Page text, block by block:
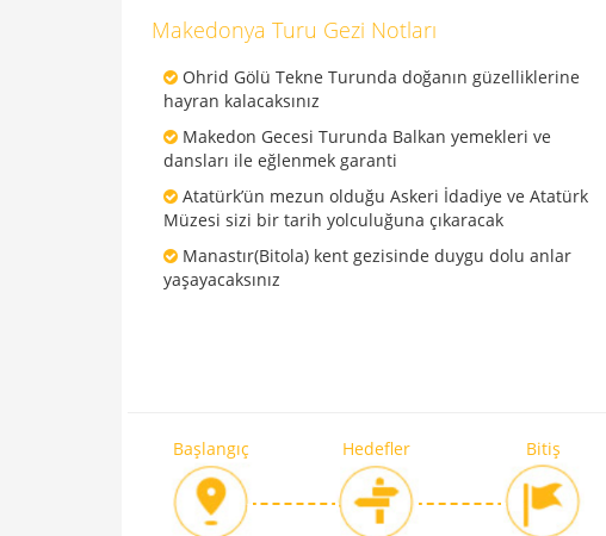
Makedonya Turu Gezi Notları
Ohrid Gölü Tekne Turunda doğanın güzelliklerine
hayran kalacaksınız
Makedon Gecesi Turunda Balkan yemekleri ve
dansları ile eğlenmek garanti
Atatürk’ün mezun olduğu Askeri İdadiye ve Atatürk
Müzesi sizi bir tarih yolculuğuna çıkaracak
Manastır(Bitola) kent gezisinde duygu dolu anlar
yaşayacaksınız
Başlangıç Hedefler Bitiş